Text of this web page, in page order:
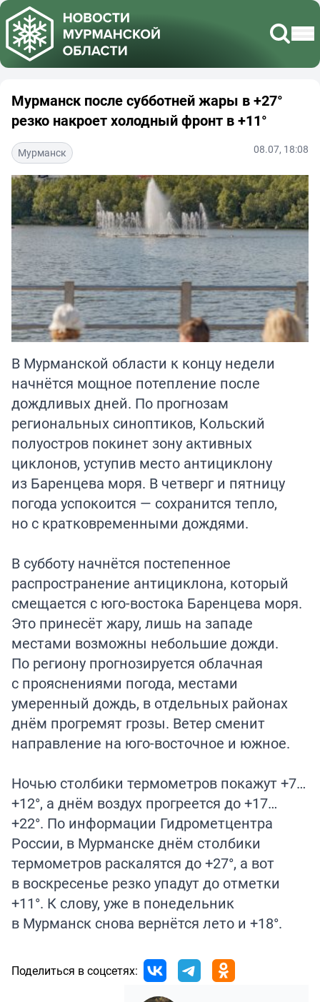
Мурманск после субботней жары в +27°
резко накроет холодный фронт в +11°
Мурманск 08.07, 18:08
В Мурманской области к концу недели
начнётся мощное потепление после
дождливых дней. По прогнозам
региональных синоптиков, Кольский
полуостров покинет зону активных
циклонов, уступив место антициклону
из Баренцева моря. В четверг и пятницу
погода успокоится — сохранится тепло,
но с кратковременными дождями.
В субботу начнётся постепенное
распространение антициклона, который
смещается с юго-востока Баренцева моря.
Это принесёт жару, лишь на западе
местами возможны небольшие дожди.
По региону прогнозируется облачная
с прояснениями погода, местами
умеренный дождь, в отдельных районах
днём прогремят грозы. Ветер сменит
направление на юго-восточное и южное.
Ночью столбики термометров покажут +7…
+12°, а днём воздух прогреется до +17…
+22°. По информации Гидрометцентра
России, в Мурманске днём столбики
термометров раскалятся до +27°, а вот
в воскресенье резко упадут до отметки
+11°. К слову, уже в понедельник
в Мурманск снова вернётся лето и +18°.
Поделиться в соцсетях: